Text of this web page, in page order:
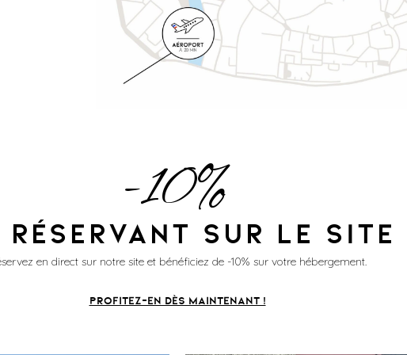
-10%
RÉSERVANT SUR LE SITE
en direct sur notre site et bénéficiez de -10% sur votre hébergement.
PROFITEZ-EN DÈS MAINTENANT !